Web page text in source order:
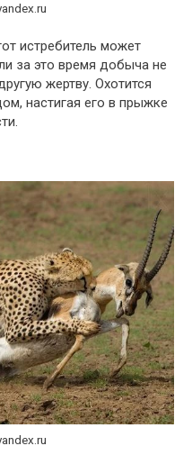
истребитель может
за это время добыча не
жертву. Охотится
настигая его в прыжке